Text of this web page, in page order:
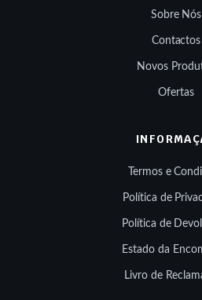
Sobre Nós
Contactos
Novos
Ofertas
Termos e
Política de
Política de
Estado da
Livro de